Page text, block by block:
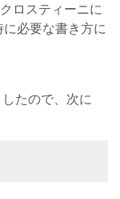
ロスティーニに
必要な書き方に
たので、次に